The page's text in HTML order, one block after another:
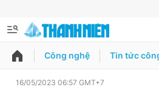
QUẢNG CÁO ĐẶT BÁO
Công nghệ Tin tức
16/05/2023 06:57 GMT+7